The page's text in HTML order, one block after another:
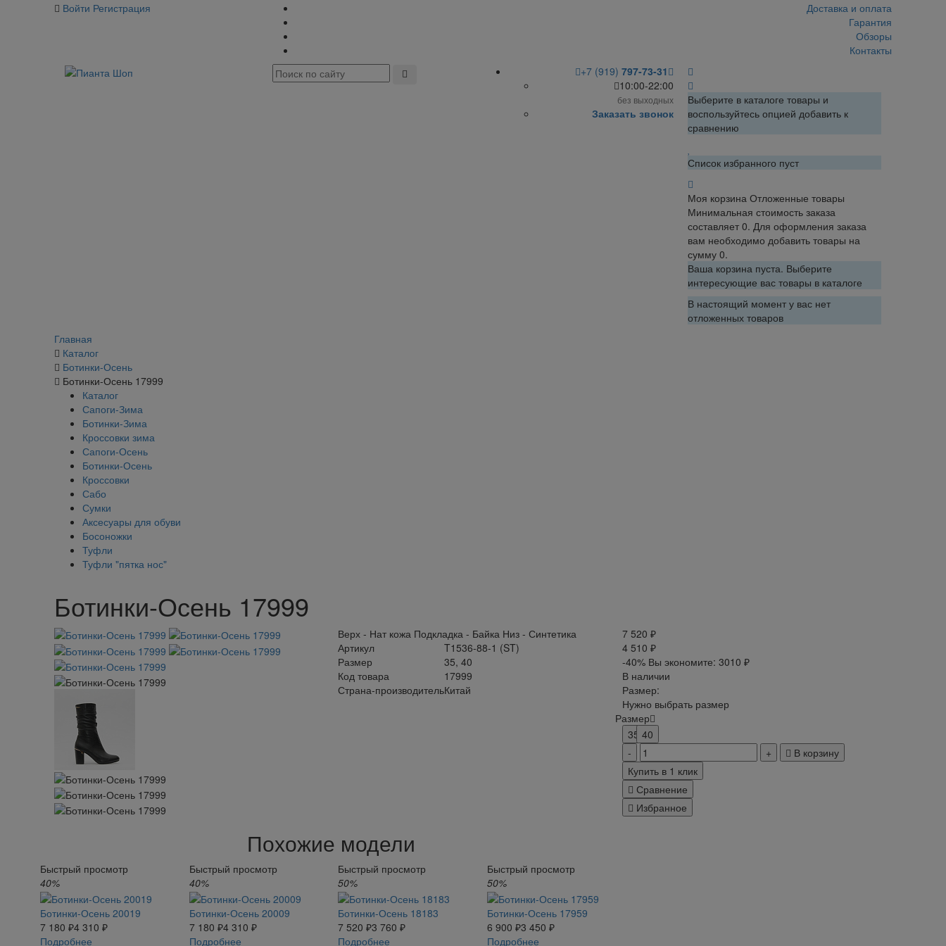
Войти Регистрация
Доставка и оплата
Гарантия
Обзоры
Контакты
+7 (919) 797-73-31
10:00-22:00
без выходных
Заказать звонок
Выберите в каталоге товары и
воспользуйтесь опцией добавить к
сравнению
Список избранного пуст
Моя корзина Отложенные товары
Минимальная стоимость заказа
составляет 0. Для оформления заказа
вам необходимо добавить товары на
сумму 0.
Ваша корзина пуста. Выберите
интересующие вас товары в каталоге
В настоящий момент у вас нет
отложенных товаров
Главная
Каталог
Ботинки-Осень
Ботинки-Осень 17999
Каталог
Сапоги-Зима
Ботинки-Зима
Кроссовки зима
Сапоги-Осень
Ботинки-Осень
Кроссовки
Сабо
Сумки
Аксесуары для обуви
Босоножки
Туфли
Туфли "пятка нос"
Ботинки-Осень 17999
Верх - Нат кожа Подкладка - Байка Низ - Синтетика
Артикул
T1536-88-1 (ST)
Размер
35, 40
Код товара
17999
Страна-производительКитай
7 520 ₽
4 510 ₽
-40% Вы экономите: 3010 ₽
В наличии
Размер:
Нужно выбрать размер
Размер
35 40
В корзину
Купить в 1 клик
Сравнение
Избранное
Похожие модели
Быстрый просмотр
40%
Ботинки-Осень 20019
7 180 ₽4 310 ₽
Подробнее
Быстрый просмотр
40%
Ботинки-Осень 20009
7 180 ₽4 310 ₽
Подробнее
Быстрый просмотр
50%
Ботинки-Осень 18183
7 520 ₽3 760 ₽
Подробнее
Быстрый просмотр
50%
Ботинки-Осень 17959
6 900 ₽3 450 ₽
Подробнее